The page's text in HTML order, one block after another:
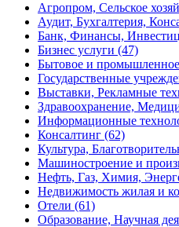
Агропром, Сельское
Аудит, Бухгалтерия,
Банк, Финансы,
Бизнес услуги (47)
Бытовое и промышленное
Государственные
Выставки, Рекламные
Здравоохранение,
Информационные
Консалтинг (62)
Культура,
Машиностроение и
Нефть, Газ, Химия,
Недвижимость жилая и
Отели (61)
Образование, Научная